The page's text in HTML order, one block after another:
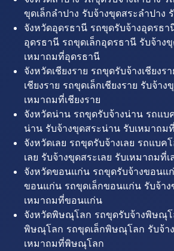
ขุดเล็กลำปาง รับจ้างขุดสระลำปาง
จังหวัดอุดรธานี รถขุดรับจ้างอุดรธา
อุดรธานี รถขุดเล็กอุดรธานี รับจ้าง
เหมาถมที่อุดรธานี
จังหวัดเชียงราย รถขุดรับจ้างเชียงร
เชียงราย รถขุดเล็กเชียงราย รับจ้าง
เหมาถมที่เชียงราย
จังหวัดน่าน รถขุดรับจ้างน่าน รถแบ
น่าน รับจ้างขุดสระน่าน รับเหมาถม
จังหวัดเลย รถขุดรับจ้างเลย รถแบค
เลย รับจ้างขุดสระเลย รับเหมาถมที่เ
จังหวัดขอนแก่น รถขุดรับจ้างขอนแ
ขอนแก่น รถขุดเล็กขอนแก่น รับจ้า
เหมาถมที่ขอนแก่น
จังหวัดพิษณุโลก รถขุดรับจ้างพิษณุโ
พิษณุโลก รถขุดเล็กพิษณุโลก รับจ้า
เหมาถมที่พิษณุโลก